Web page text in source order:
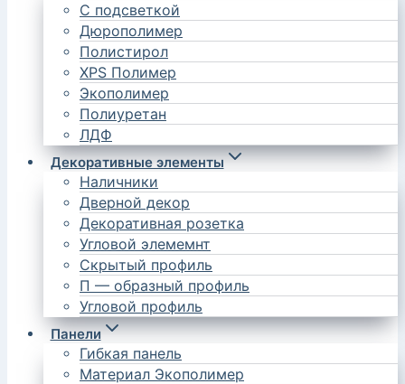
С подсветкой
Дюрополимер
Полистирол
XPS Полимер
Экополимер
Полиуретан
ЛДФ
Декоративные элементы
Наличники
Дверной декор
Декоративная розетка
Угловой элемемнт
Скрытый профиль
П — образный профиль
Угловой профиль
Панели
Гибкая панель
Материал Экополимер